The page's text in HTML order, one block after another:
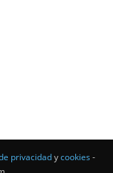
privacidadycookies -